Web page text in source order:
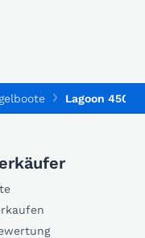
Lagoon 450